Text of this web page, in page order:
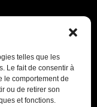
telles que les
Le fait de consentir à
le comportement de
ou de retirer son
et fonctions.